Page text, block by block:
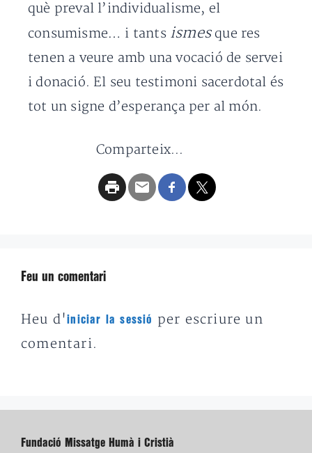
què preval l’individualisme, el
consumisme… i tants ismes que res
tenen a veure amb una vocació de servei
i donació. El seu testimoni sacerdotal és
tot un signe d’esperança per al món.
Comparteix...
Feu un comentari
Heu d'iniciar la sessió
per escriure un
comentari.
Fundació Missatge Humà i Cristià